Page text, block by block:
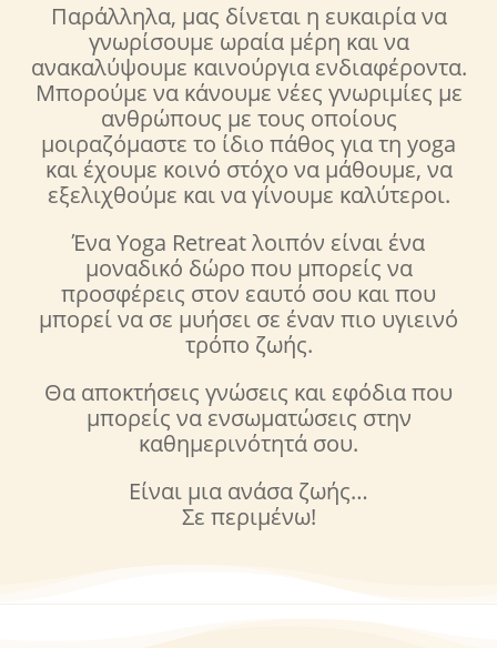
Παράλληλα, μας δίνεται η ευκαιρία να
γνωρίσουμε ωραία μέρη και να
ανακαλύψουμε καινούργια ενδιαφέροντα.
Μπορούμε να κάνουμε νέες γνωριμίες με
ανθρώπους με τους οποίους
μοιραζόμαστε το ίδιο πάθος για τη yoga
και έχουμε κοινό στόχο να μάθουμε, να
εξελιχθούμε και να γίνουμε καλύτεροι.
Ένα Yoga Retreat λοιπόν είναι ένα
μοναδικό δώρο που μπορείς να
προσφέρεις στον εαυτό σου και που
μπορεί να σε μυήσει σε έναν πιο υγιεινό
τρόπο ζωής.
Θα αποκτήσεις γνώσεις και εφόδια που
μπορείς να ενσωματώσεις στην
καθημερινότητά σου.
Είναι μια ανάσα ζωής…
Σε περιμένω!